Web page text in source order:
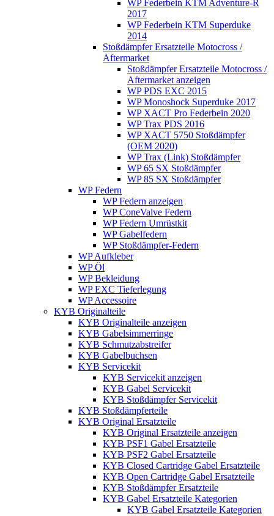
WP Federbein KTM Adventure-R
2017
WP Federbein KTM Superduke
2014
Stoßdämpfer Ersatzteile Motocross /
Aftermarket
Stoßdämpfer Ersatzteile Motocross /
Aftermarket anzeigen
WP PDS EXC 2015
WP Monoshock Superduke 2017
WP XACT Pro Federbein 2020
WP Trax PDS 2016
WP XACT 5750 Stoßdämpfer
(OEM 2020)
WP Trax (Link) Stoßdämpfer
WP 65 SX Stoßdämpfer
WP 85 SX Stoßdämpfer
WP Federn
WP Federn anzeigen
WP ConeValve Federn
WP Federn Umrüstkit
WP Gabelfedern
WP Stoßdämpfer-Federn
WP Aufkleber
WP Öl
WP Bekleidung
WP EXC Tieferlegung
WP Accessoire
KYB Originalteile
KYB Originalteile anzeigen
KYB Gabelsimmerringe
KYB Schmutzabstreifer
KYB Gabelbuchsen
KYB Servicekit
KYB Servicekit anzeigen
KYB Gabel Servicekit
KYB Stoßdämpfer Servicekit
KYB Stoßdämpferteile
KYB Original Ersatzteile
KYB Original Ersatzteile anzeigen
KYB PSF1 Gabel Ersatzteile
KYB PSF2 Gabel Ersatzteile
KYB Closed Cartridge Gabel Ersatzteile
KYB Open Cartridge Gabel Ersatzteile
KYB Stoßdämpfer Ersatzteile
KYB Gabel Ersatzteile Kategorien
KYB Gabel Ersatzteile Kategorien